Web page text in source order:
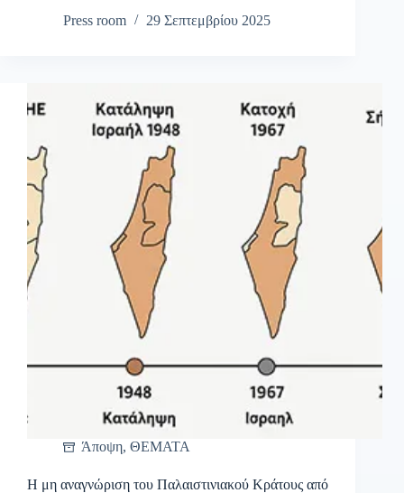
Press room
29 Σεπτεμβρίου 2025
Άποψη, ΘΕΜΑΤΑ
Η μη αναγνώριση του Παλαιστινιακού Κράτους από